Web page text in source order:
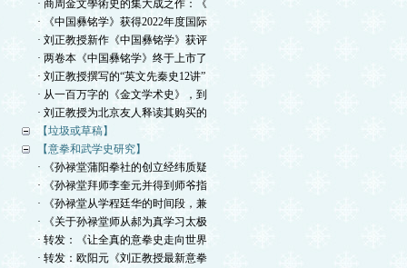
· 商周金文學術史的集大成之作：《
· 《中国彝铭学》获得2022年度国际
· 刘正教授新作《中国彝铭学》获评
· 两卷本《中国彝铭学》终于上市了
· 刘正教授撰写的“英文先秦史12讲”
· 从一百万字的《金文学术史》，到
· 刘正教授为北京友人释读其购买的
【垃圾或草稿】
【意拳和武学史研究】
· 《孙禄堂蒲阳拳社的创立经纬质疑
· 《孙禄堂拜师李奎元并得到师爷指
· 《孙禄堂从学程廷华的时间段，兼
· 《关于孙禄堂师从郝为真学习太极
· 转发：《让全真的意拳史走向世界
· 转发：欧阳元《刘正教授最新意拳